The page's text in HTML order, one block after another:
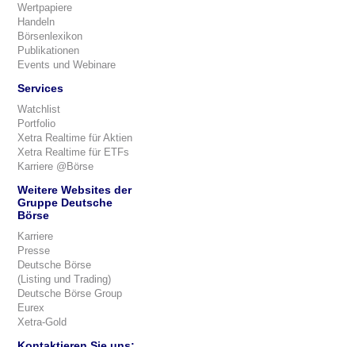
Wertpapiere
Handeln
Börsenlexikon
Publikationen
Events und Webinare
Services
Watchlist
Portfolio
Xetra Realtime für Aktien
Xetra Realtime für ETFs
Karriere @Börse
Weitere Websites der
Gruppe Deutsche
Börse
Karriere
Presse
Deutsche Börse
(Listing und Trading)
Deutsche Börse Group
Eurex
Xetra-Gold